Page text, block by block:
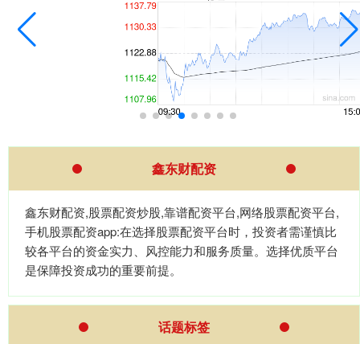
鑫东财配资
鑫东财配资,股票配资炒股,靠谱配资平台,网络股票配资平台,
手机股票配资app:在选择股票配资平台时，投资者需谨慎比
较各平台的资金实力、风控能力和服务质量。选择优质平台
是保障投资成功的重要前提。
话题标签